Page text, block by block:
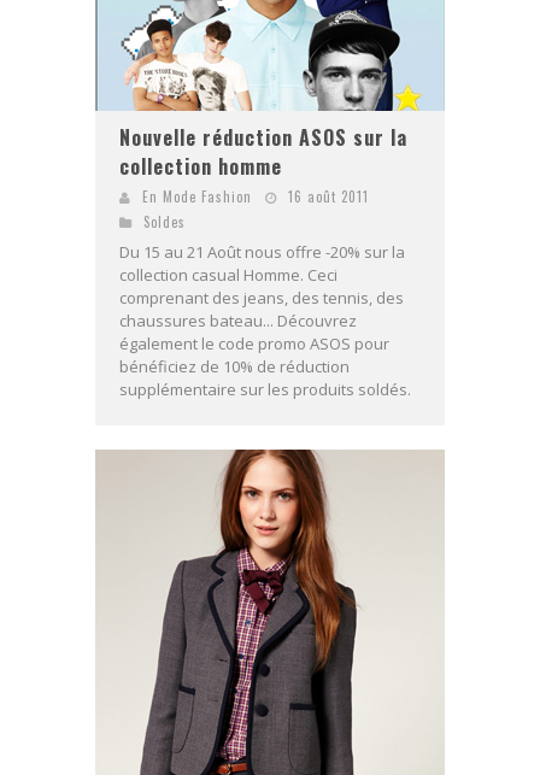
Nouvelle réduction ASOS sur la
collection homme
En Mode Fashion
16 août 2011
Soldes
Du 15 au 21 Août nous offre -20% sur la
collection casual Homme. Ceci
comprenant des jeans, des tennis, des
chaussures bateau... Découvrez
également le code promo ASOS pour
bénéficiez de 10% de réduction
supplémentaire sur les produits soldés.